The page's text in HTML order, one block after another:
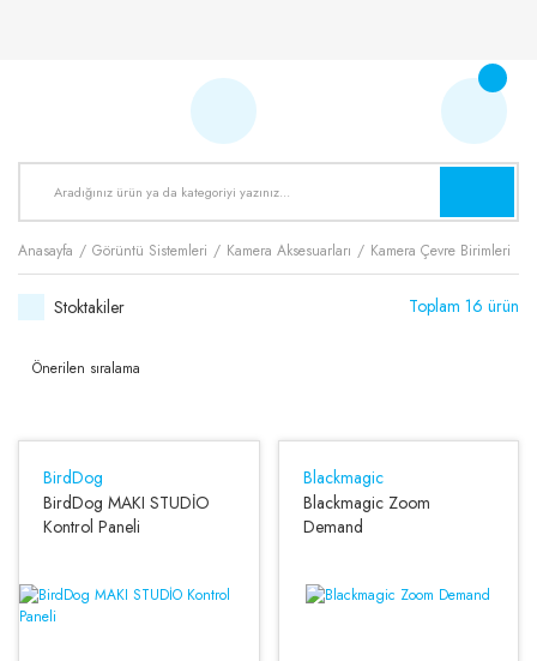
Anasayfa Görüntü Sistemleri Kamera Aksesuarları Kamera Çevre Birimleri
Stoktakiler Toplam 16 ürün
BirdDog
BirdDog MAKI STUDİO
Kontrol Paneli
Blackmagic
Blackmagic Zoom
Demand